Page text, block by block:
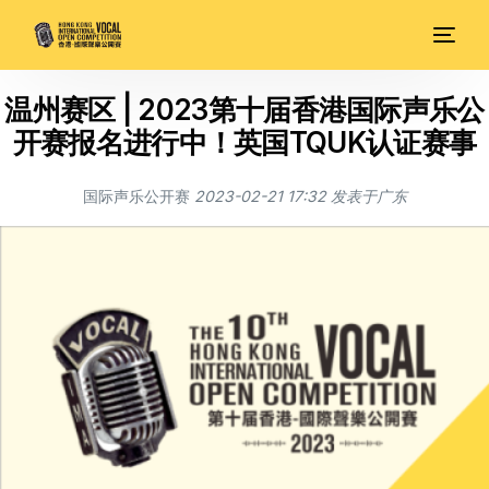
温州赛区 | 2023第十届香港国际声乐公
开赛报名进行中！英国TQUK认证赛事
国际声乐公开赛 2023-02-21 17:32 发表于广东